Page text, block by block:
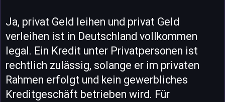
Ja, privat Geld leihen und privat Geld
verleihen ist in Deutschland vollkommen
legal. Ein Kredit unter Privatpersonen ist
rechtlich zulässig, solange er im privaten
Rahmen erfolgt und kein gewerbliches
Kreditgeschäft betrieben wird. Für